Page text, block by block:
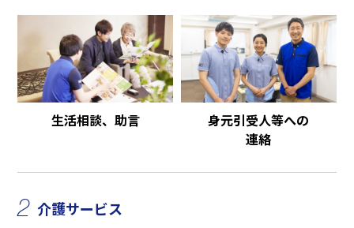
生活相談、助言
身元引受人等への
連絡
2 介護サービス